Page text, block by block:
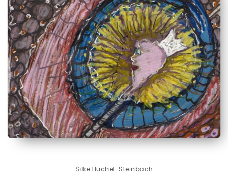
Silke Hüchel-Steinbach